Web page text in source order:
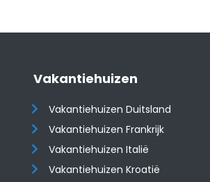
Vakantiehuizen
Vakantiehuizen Duitsland
Vakantiehuizen Frankrijk
Vakantiehuizen Italië
Vakantiehuizen Kroatië